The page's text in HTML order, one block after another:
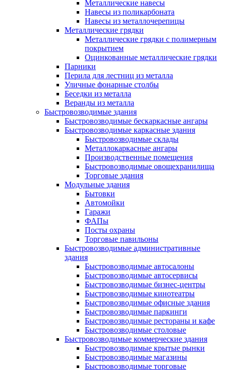
Металлические навесы
Навесы из поликарбоната
Навесы из металлочерепицы
Металлические грядки
Металлические грядки с полимерным
покрытием
Оцинкованные металлические грядки
Парники
Перила для лестниц из металла
Уличные фонарные столбы
Беседки из металла
Веранды из металла
Быстровозводимые здания
Быстровозводимые бескаркасные ангары
Быстровозводимые каркасные здания
Быстровозводимые склады
Металлокаркасные ангары
Производственные помещения
Быстровозводимые овощехранилища
Торговые здания
Модульные здания
Бытовки
Автомойки
Гаражи
ФАПы
Посты охраны
Торговые павильоны
Быстровозводимые административные
здания
Быстровозводимые автосалоны
Быстровозводимые автосервисы
Быстровозводимые бизнес-центры
Быстровозводимые кинотеатры
Быстровозводимые офисные здания
Быстровозводимые паркинги
Быстровозводимые рестораны и кафе
Быстровозводимые столовые
Быстровозводимые коммерческие здания
Быстровозводимые крытые рынки
Быстровозводимые магазины
Быстровозводимые торговые